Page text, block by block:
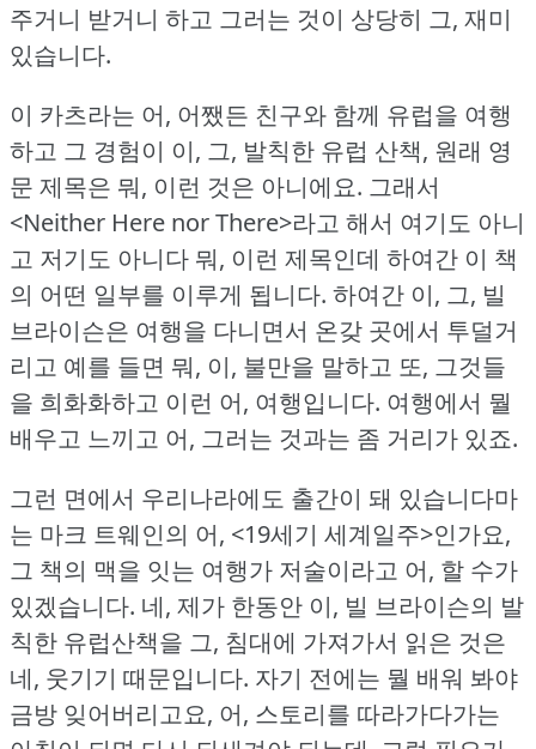
주거니 받거니 하고 그러는 것이 상당히 그, 재미
있습니다.
이 카츠라는 어, 어쨌든 친구와 함께 유럽을 여행
하고 그 경험이 이, 그, 발칙한 유럽 산책, 원래 영
문 제목은 뭐, 이런 것은 아니에요. 그래서
<Neither Here nor There>라고 해서 여기도 아니
고 저기도 아니다 뭐, 이런 제목인데 하여간 이 책
의 어떤 일부를 이루게 됩니다. 하여간 이, 그, 빌
브라이슨은 여행을 다니면서 온갖 곳에서 투덜거
리고 예를 들면 뭐, 이, 불만을 말하고 또, 그것들
을 희화화하고 이런 어, 여행입니다. 여행에서 뭘
배우고 느끼고 어, 그러는 것과는 좀 거리가 있죠.
그런 면에서 우리나라에도 출간이 돼 있습니다마
는 마크 트웨인의 어, <19세기 세계일주>인가요,
그 책의 맥을 잇는 여행가 저술이라고 어, 할 수가
있겠습니다. 네, 제가 한동안 이, 빌 브라이슨의 발
칙한 유럽산책을 그, 침대에 가져가서 읽은 것은
네, 웃기기 때문입니다. 자기 전에는 뭘 배워 봐야
금방 잊어버리고요, 어, 스토리를 따라가다가는